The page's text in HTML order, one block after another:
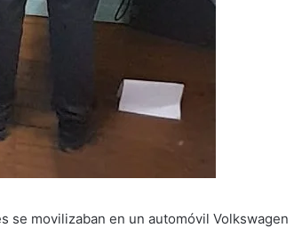
se movilizaban en un automóvil Volkswagen